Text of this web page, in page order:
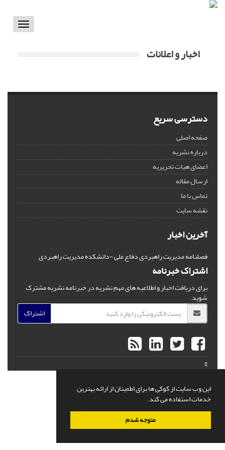
این وب سایت از کوکی ها برای اطمینان از ارائه بهترین
خدمات استفاده می کند.
متوجه شدم
Toggle
اخبار و اعلانات
دسترسی سریع
صفحه اصلی
درباره نشریه
اعضای هیات تحریریه
ارسال مقاله
تماس با ما
نقشه سایت
آخرین اخبار
فصلنامه مدیریت راهبردی دفاع ملی -دانشکده مدیریت راهبردی
اشتراک خبرنامه
برای دریافت اخبار و اطلاعیه های مهم نشریه در خبرنامه نشریه مشترک
شوید.
اشتراک
©